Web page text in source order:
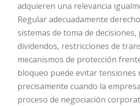
adquieren una relevancia
Regular adecuadamente
sistemas de toma de decisiones,
dividendos, restricciones de
mecanismos de protección
bloqueo puede evitar tensiones
precisamente cuando la
proceso de negociación